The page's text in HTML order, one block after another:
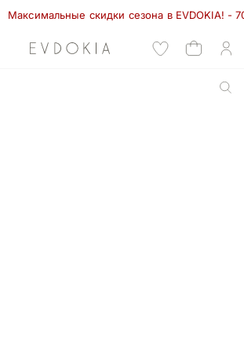
Максимальные скидки сезона в EVDOKIA! -